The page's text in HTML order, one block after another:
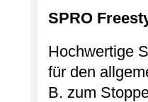
SPRO
Hochwertige
für den
B. zum